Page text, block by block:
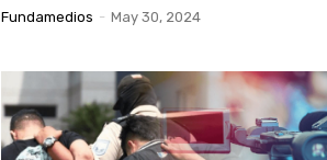
Fundamedios - May 30, 2024